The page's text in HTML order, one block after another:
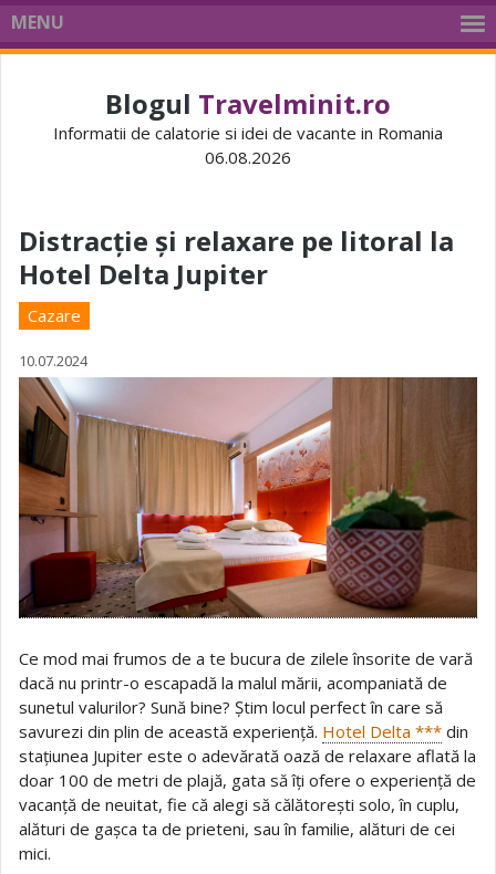
MENU
Blogul Travelminit.ro
Informatii de calatorie si idei de vacante in Romania
06.08.2026
Distracție și relaxare pe litoral la
Hotel Delta Jupiter
Cazare
10.07.2024
Ce mod mai frumos de a te bucura de zilele însorite de vară
dacă nu printr-o escapadă la malul mării, acompaniată de
sunetul valurilor? Sună bine? Știm locul perfect în care să
savurezi din plin de această experiență. Hotel Delta *** din
stațiunea Jupiter este o adevărată oază de relaxare aflată la
doar 100 de metri de plajă, gata să îți ofere o experiență de
vacanță de neuitat, fie că alegi să călătorești solo, în cuplu,
alături de gașca ta de prieteni, sau în familie, alături de cei
mici.